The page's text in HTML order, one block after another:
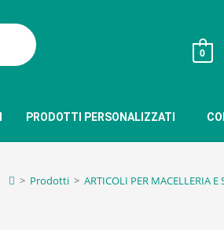
0
PRODOTTI PERSONALIZZATI
> Prodotti > ARTICOLI PER MACELLERIA E